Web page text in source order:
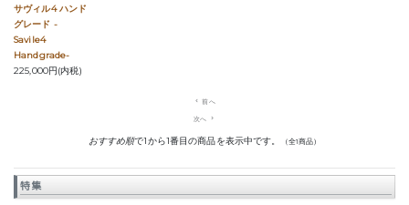
サヴィル4 ハンド
グレード -
Savile4
Handgrade-
225,000円(内税)
navigate_before 前へ
次へ navigate_next
おすすめ順で1から1番目の商品を表示中です。 （全1商品）
特集